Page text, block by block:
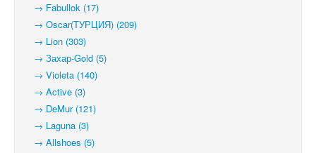
→ Fabullok (17)
→ Oscar(ТУРЦИЯ) (209)
→ Lion (303)
→ Захар-Gold (5)
→ Violeta (140)
→ Active (3)
→ DeMur (121)
→ Laguna (3)
→ Allshoes (5)